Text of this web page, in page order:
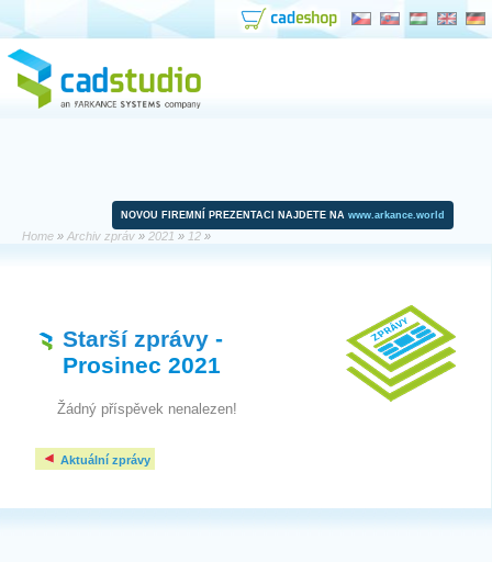
NOVOU FIREMNÍ PREZENTACI NAJDETE NA www.arkance.world
Home » Archiv zpráv » 2021 » 12 »
Starší zprávy -
Prosinec 2021
Žádný příspěvek nenalezen!
Aktuální zprávy